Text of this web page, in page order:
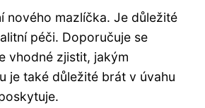
mazlíčka. Je důležité
péči. Doporučuje se
vhodné zjistit, jakým
je také důležité brát v úvahu